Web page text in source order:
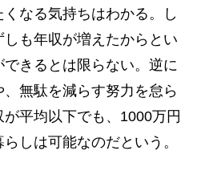
なる気持ちはわかる。し
も年収が増えたからとい
きるとは限らない。逆に
無駄を減らす努力を怠ら
平均以下でも、1000万円
しは可能なのだという。